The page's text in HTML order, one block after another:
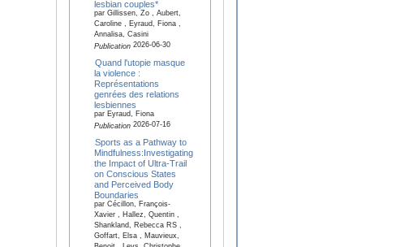
lesbian couples*
par Gillissen, Zo , Aubert,
Caroline , Eyraud, Fiona ,
Annalisa, Casini
Publication2026-06-30
Quand l'utopie masque
la violence :
Représentations
genrées des relations
lesbiennes
par Eyraud, Fiona
Publication2026-07-16
Sports as a Pathway to
Mindfulness:Investigating
the Impact of Ultra-Trail
on Conscious States
and Perceived Body
Boundaries
par Cécillon, François-
Xavier , Hallez, Quentin ,
Shankland, Rebecca RS ,
Goffart, Elsa , Mauvieux,